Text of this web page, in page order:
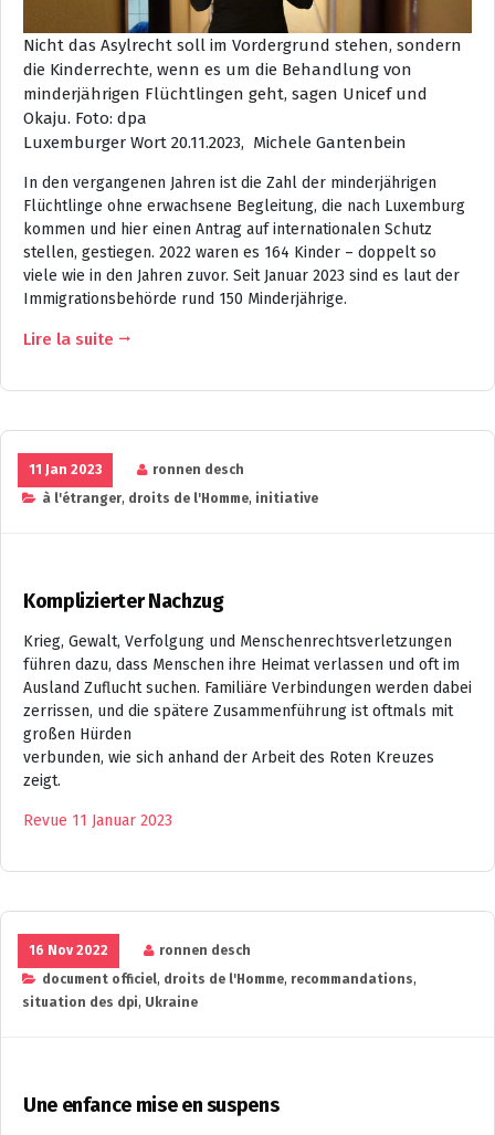
Nicht das Asylrecht soll im Vordergrund stehen, sondern
die Kinderrechte, wenn es um die Behandlung von
minderjährigen Flüchtlingen geht, sagen Unicef und
Okaju. Foto: dpa
Luxemburger Wort 20.11.2023, Michele Gantenbein
In den vergangenen Jahren ist die Zahl der minderjährigen
Flüchtlinge ohne erwachsene Begleitung, die nach Luxemburg
kommen und hier einen Antrag auf internationalen Schutz
stellen, gestiegen. 2022 waren es 164 Kinder – doppelt so
viele wie in den Jahren zuvor. Seit Januar 2023 sind es laut der
Immigrationsbehörde rund 150 Minderjährige.
Lire la suite
11 Jan 2023
ronnen desch
à l'étranger, droits de l'Homme, initiative
Komplizierter Nachzug
Krieg, Gewalt, Verfolgung und Menschenrechtsverletzungen
führen dazu, dass Menschen ihre Heimat verlassen und oft im
Ausland Zuflucht suchen. Familiäre Verbindungen werden dabei
zerrissen, und die spätere Zusammenführung ist oftmals mit
großen Hürden
verbunden, wie sich anhand der Arbeit des Roten Kreuzes
zeigt.
Revue 11 Januar 2023
16 Nov 2022
ronnen desch
document officiel, droits de l'Homme, recommandations,
situation des dpi, Ukraine
Une enfance mise en suspens